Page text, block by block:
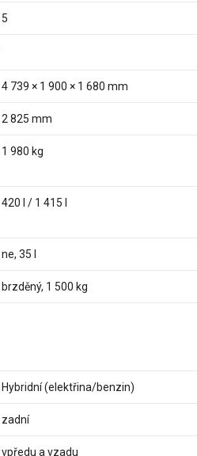
5
4 739 × 1 900 × 1 680 mm
2 825 mm
1 980 kg
420 l / 1 415 l
ne, 35 l
brzděný, 1 500 kg
Hybridní (elektřina/benzin)
zadní
vpředu a vzadu